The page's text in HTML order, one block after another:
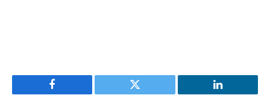
Facebook Twitter LinkedIn